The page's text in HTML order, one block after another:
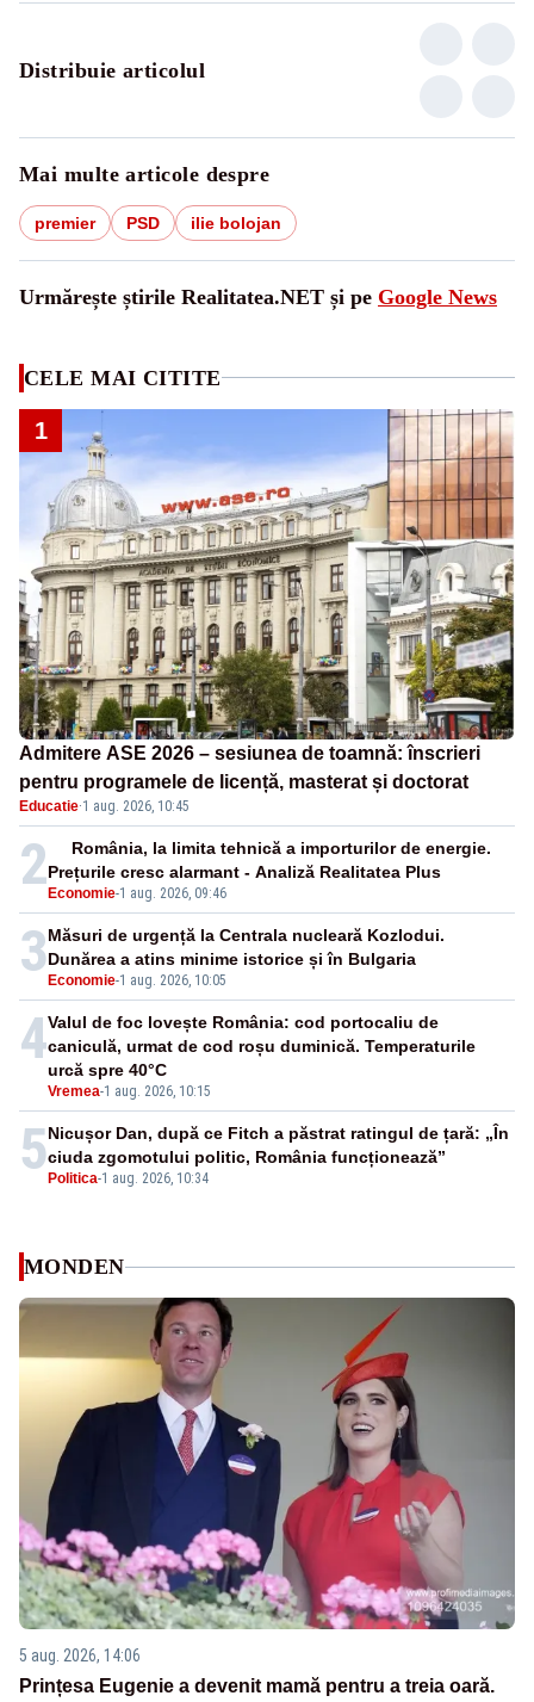
Distribuie articolul
Mai multe articole despre
premier PSD ilie bolojan
Urmărește știrile Realitatea.NET și pe Google News
CELE MAI CITITE
1
Admitere ASE 2026 – sesiunea de toamnă: înscrieri
pentru programele de licență, masterat și doctorat
Educatie·1 aug. 2026, 10:45
2 Economie-1 aug. 2026, 09:46
România, la limita tehnică a importurilor de energie.
Prețurile cresc alarmant - Analiză Realitatea Plus
3 Economie-1 aug. 2026, 10:05
Măsuri de urgență la Centrala nucleară Kozlodui.
Dunărea a atins minime istorice și în Bulgaria
4
Vremea-1 aug. 2026, 10:15
Valul de foc lovește România: cod portocaliu de
caniculă, urmat de cod roșu duminică. Temperaturile
urcă spre 40°C
5 Politica-1 aug. 2026, 10:34
Nicușor Dan, după ce Fitch a păstrat ratingul de țară: „În
ciuda zgomotului politic, România funcționează”
MONDEN
5 aug. 2026, 14:06
Prințesa Eugenie a devenit mamă pentru a treia oară.